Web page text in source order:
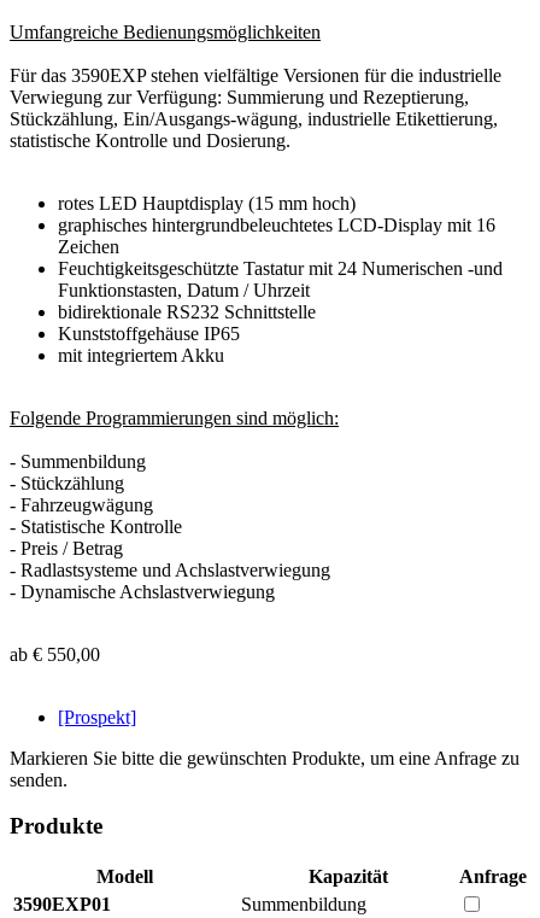
Umfangreiche Bedienungsmöglichkeiten
Für das 3590EXP stehen vielfältige Versionen für die industrielle
Verwiegung zur Verfügung: Summierung und Rezeptierung,
Stückzählung, Ein/Ausgangs-wägung, industrielle Etikettierung,
statistische Kontrolle und Dosierung.
rotes LED Hauptdisplay (15 mm hoch)
graphisches hintergrundbeleuchtetes LCD-Display mit 16
Zeichen
Feuchtigkeitsgeschützte Tastatur mit 24 Numerischen -und
Funktionstasten, Datum / Uhrzeit
bidirektionale RS232 Schnittstelle
Kunststoffgehäuse IP65
mit integriertem Akku
Folgende Programmierungen sind möglich:
- Summenbildung
- Stückzählung
- Fahrzeugwägung
- Statistische Kontrolle
- Preis / Betrag
- Radlastsysteme und Achslastverwiegung
- Dynamische Achslastverwiegung
ab € 550,00
[Prospekt]
Markieren Sie bitte die gewünschten Produkte, um eine Anfrage zu
senden.
Produkte
Modell Kapazität
Anfrage
3590EXP01
Summenbildung